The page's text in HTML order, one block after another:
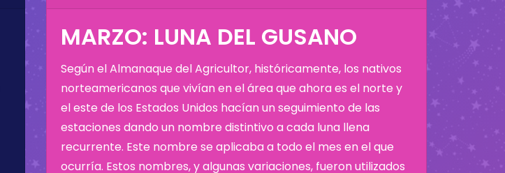
MARZO: LUNA DEL GUSANO
Según el Almanaque del Agricultor, históricamente, los nativos
norteamericanos que vivían en el área que ahora es el norte y
el este de los Estados Unidos hacían un seguimiento de las
estaciones dando un nombre distintivo a cada luna llena
recurrente. Este nombre se aplicaba a todo el mes en el que
ocurría. Estos nombres, y algunas variaciones, fueron utilizados